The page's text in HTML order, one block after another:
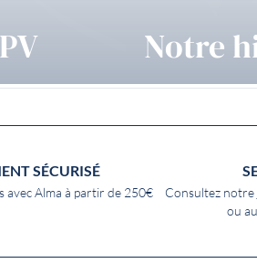
Notre
SÉCURISÉ
avec Alma à partir de 250€ Consultez notre
ou au